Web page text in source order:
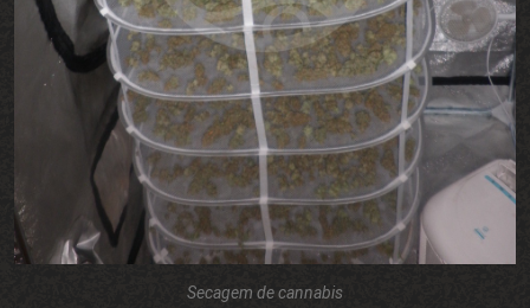
Secagem de cannabis